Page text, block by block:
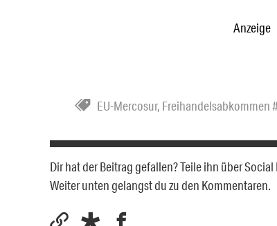
Anzeige
EU-Mercosur, Freihandelsabkommen
Dir hat der Beitrag gefallen? Teile ihn über
Weiter unten gelangst du zu den Kommentaren.